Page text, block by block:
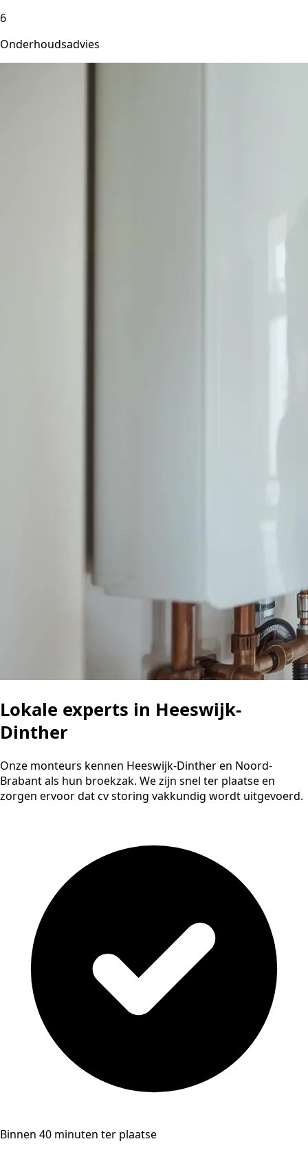
6
Onderhoudsadvies
Lokale experts in Heeswijk-
Dinther
Onze monteurs kennen Heeswijk-Dinther en Noord-
Brabant als hun broekzak. We zijn snel ter plaatse en
zorgen ervoor dat cv storing vakkundig wordt uitgevoerd.
Binnen 40 minuten ter plaatse